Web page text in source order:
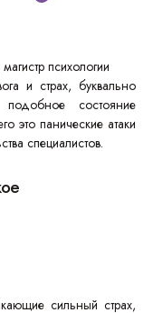
психологии
и страх, буквально
состояние
это панические атаки
специалистов.
сильный страх,